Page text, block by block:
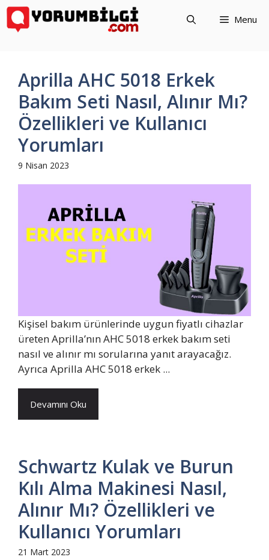
İçeriğe
atla
Menu
Aprilla AHC 5018 Erkek
Bakım Seti Nasıl, Alınır Mı?
Özellikleri ve Kullanıcı
Yorumları
9 Nisan 2023
Kişisel bakım ürünlerinde uygun fiyatlı cihazlar
üreten Aprilla’nın AHC 5018 erkek bakım seti
nasıl ve alınır mı sorularına yanıt arayacağız.
Ayrıca Aprilla AHC 5018 erkek ...
Devamını Oku
Schwartz Kulak ve Burun
Kılı Alma Makinesi Nasıl,
Alınır Mı? Özellikleri ve
Kullanıcı Yorumları
21 Mart 2023